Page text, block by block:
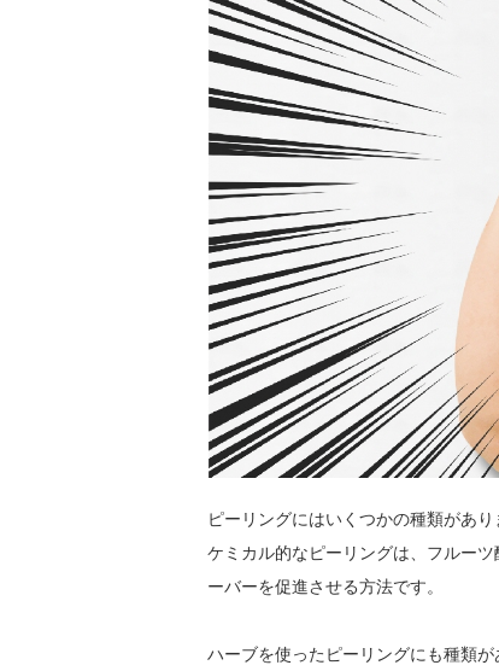
ピーリングにはいくつかの種類があり
ケミカル的なピーリングは、フルー
ーバーを促進させる方法です。
ハーブを使ったピーリングにも種類